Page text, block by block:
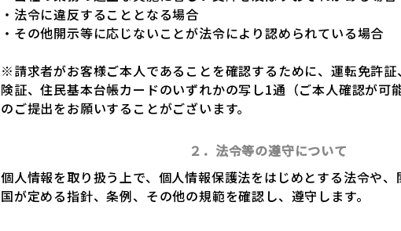
・法令に違反することとなる場合
・その他開示等に応じないことが法令により認められている場合
※請求者がお客様ご本人であることを確認するために、運転免許
険証、住民基本台帳カードのいずれかの写し1通（ご本人確認が可
のご提出をお願いすることがございます。
２．法令等の遵守について
個人情報を取り扱う上で、個人情報保護法をはじめとする法令や
国が定める指針、条例、その他の規範を確認し、遵守します。